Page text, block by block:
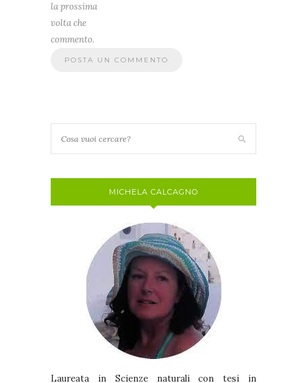
la prossima
volta che
commento.
MICHELA CALCAGNO
Laureata in Scienze naturali con tesi in